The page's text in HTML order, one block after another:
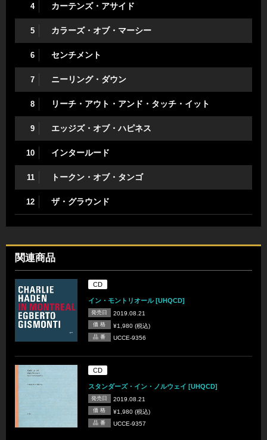
4 カーテンズ・アサイド
5 カラーズ・オブ・マーシー
6 センチメント
7 ニーリング・ダウン
8 リーチ・アウト・アンド・タッチ・イット
9 エッジズ・オブ・ハピネス
10 インタールード
11 トークン・オブ・タンゴ
12 ザ・グラウンド
関連商品
CD
イン・モントリオール [UHQCD]
発売日 2019.08.21
価 格 ¥1,980 (税込)
品 番 UCCE-9356
CD
スタンダーズ・イン・ノルウェイ [UHQCD]
発売日 2019.08.21
価 格 ¥1,980 (税込)
品 番 UCCE-9357